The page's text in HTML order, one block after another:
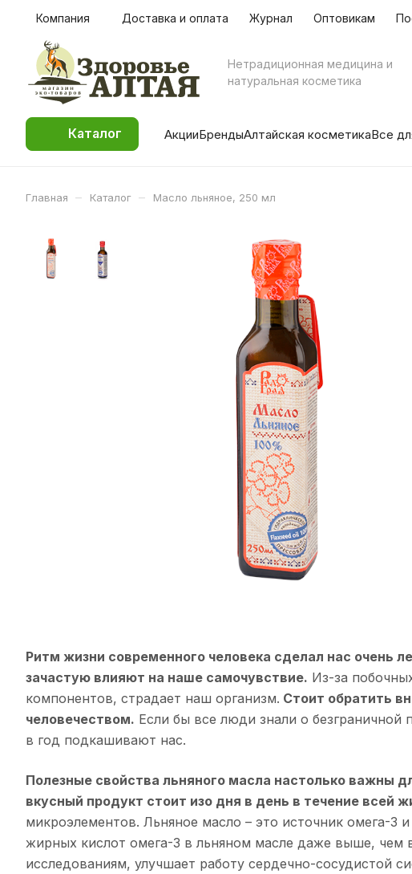
Компания Доставка и оплата Журнал Оптовикам
Нетрадиционная медицина и
натуральная косметика
Каталог АкцииБрендыАлтайская косметикаВсе
Главная – Каталог – Масло льняное, 250 мл
Ритм жизни современного человека сделал нас очень
зачастую влияют на наше самочувствие. Из-за
компонентов, страдает наш организм. Стоит обратить
человечеством. Если бы все люди знали о безграничной
в год подкашивают нас.
Полезные свойства льняного масла настолько важны
вкусный продукт стоит изо дня в день в течение всей
микроэлементов. Льняное масло – это источник омега-
жирных кислот омега-3 в льняном масле даже выше, чем
исследованиям, улучшает работу сердечно-сосудистой